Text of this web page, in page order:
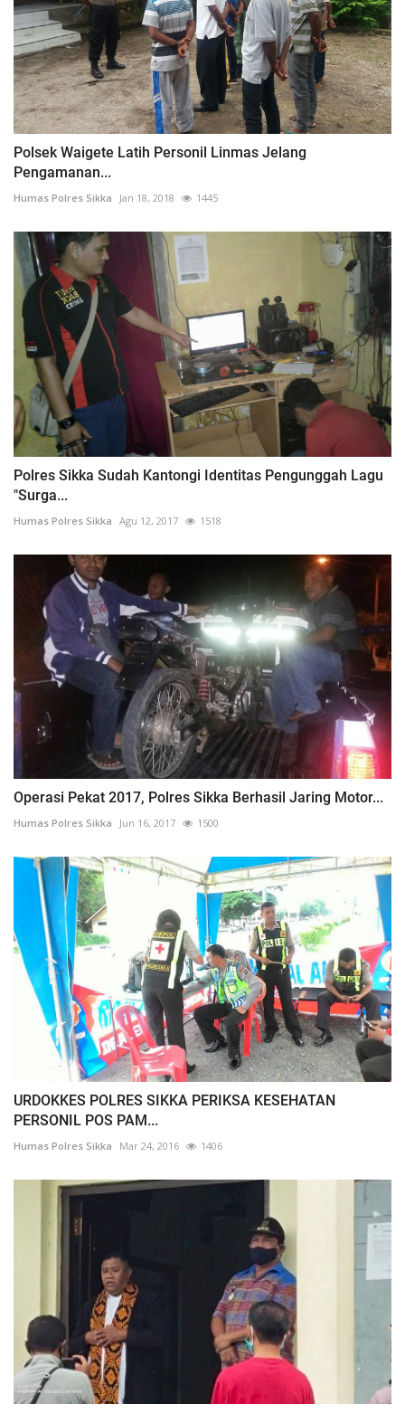
Polsek Waigete Latih Personil Linmas Jelang
Pengamanan...
Humas Polres Sikka Jan 18, 2018 1445
Polres Sikka Sudah Kantongi Identitas Pengunggah Lagu
"Surga...
Humas Polres Sikka Agu 12, 2017 1518
Operasi Pekat 2017, Polres Sikka Berhasil Jaring Motor...
Humas Polres Sikka Jun 16, 2017 1500
URDOKKES POLRES SIKKA PERIKSA KESEHATAN
PERSONIL POS PAM...
Humas Polres Sikka Mar 24, 2016 1406